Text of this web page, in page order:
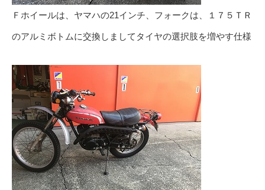
Ｆホイールは、ヤマハの21インチ、フォークは、１７５ＴＲ
のアルミボトムに交換しましてタイヤの選択肢を増やす仕様